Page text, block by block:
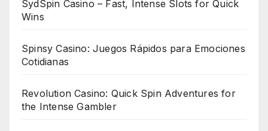
SydSpin Casino – Fast, Intense Slots for Quick
Wins
Spinsy Casino: Juegos Rápidos para Emociones
Cotidianas
Revolution Casino: Quick Spin Adventures for
the Intense Gambler